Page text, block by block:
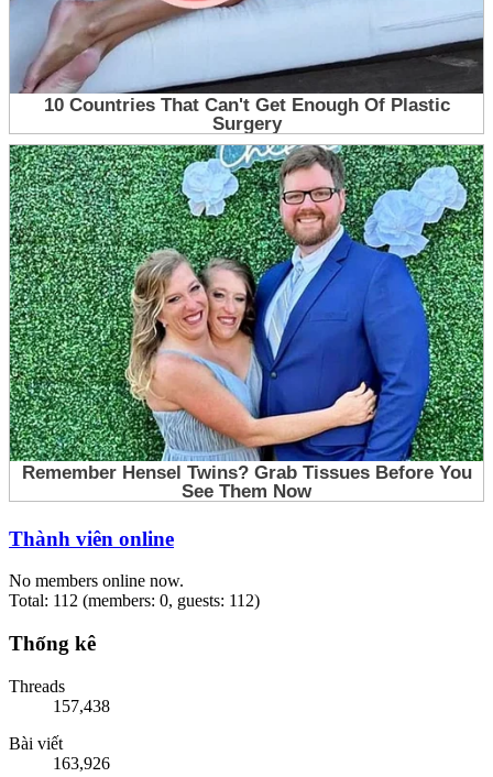
Thành viên online
No members online now.
Total: 112 (members: 0, guests: 112)
Thống kê
Threads
157,438
Bài viết
163,926